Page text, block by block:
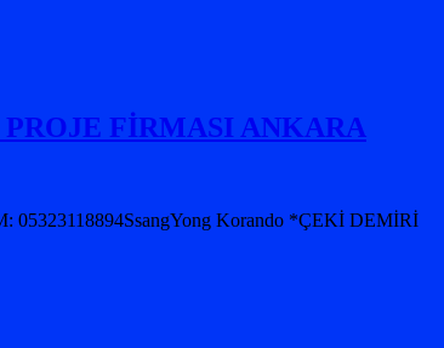
PROJE FİRMASI ANKARA
Korando *ÇEKİ DEMİRİ